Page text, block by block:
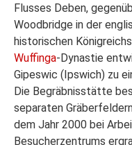
Flusses Deben,
Woodbridge in der
historischen Königreichs
Wuffinga-Dynastie
Gipeswic (Ipswich) zu
Die Begräbnisstätte
separaten
dem Jahr 2000 bei
Besucherzentrums